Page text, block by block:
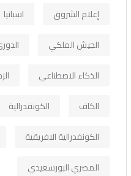
إعلام الشروق
اسبانيا
الجيش الملكي
الذكاء الاصطناعي
الكاف
الكونفدرالية
الكونفدرالية الافريقية
المصري البورسعيدي